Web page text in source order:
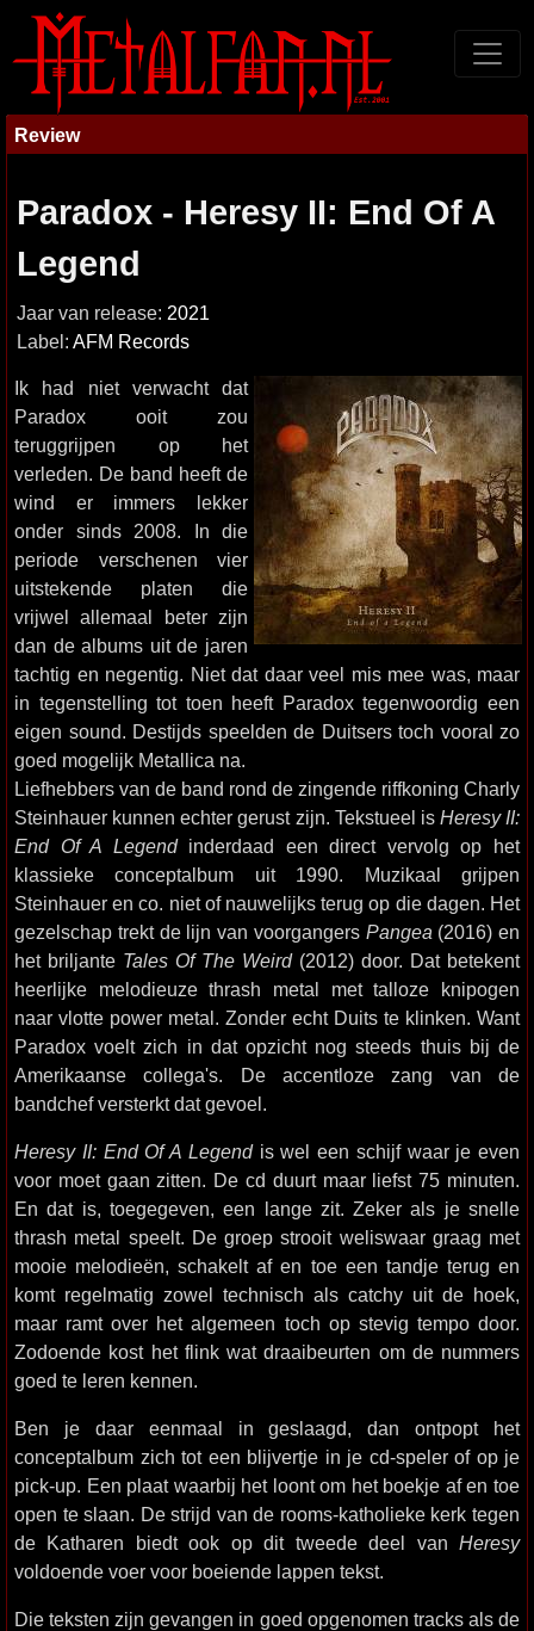
Review
Paradox - Heresy II: End Of A
Legend
Jaar van release: 2021
Label: AFM Records
Ik had niet verwacht dat
Paradox ooit zou
teruggrijpen op het
verleden. De band heeft de
wind er immers lekker
onder sinds 2008. In die
periode verschenen vier
uitstekende platen die
vrijwel allemaal beter zijn
dan de albums uit de jaren
tachtig en negentig. Niet dat daar veel mis mee was, maar
in tegenstelling tot toen heeft Paradox tegenwoordig een
eigen sound. Destijds speelden de Duitsers toch vooral zo
goed mogelijk Metallica na.
Liefhebbers van de band rond de zingende riffkoning Charly
Steinhauer kunnen echter gerust zijn. Tekstueel is Heresy II:
End Of A Legendinderdaad een direct vervolg op het
klassieke conceptalbum uit 1990. Muzikaal grijpen
Steinhauer en co. niet of nauwelijks terug op die dagen. Het
gezelschap trekt de lijn van voorgangers Pangea (2016) en
het briljante Tales Of The Weird(2012) door. Dat betekent
heerlijke melodieuze thrash metal met talloze knipogen
naar vlotte power metal. Zonder echt Duits te klinken. Want
Paradox voelt zich in dat opzicht nog steeds thuis bij de
Amerikaanse collega's. De accentloze zang van de
bandchef versterkt dat gevoel.
Heresy II: End Of A Legendis wel een schijf waar je even
voor moet gaan zitten. De cd duurt maar liefst 75 minuten.
En dat is, toegegeven, een lange zit. Zeker als je snelle
thrash metal speelt. De groep strooit weliswaar graag met
mooie melodieën, schakelt af en toe een tandje terug en
komt regelmatig zowel technisch als catchy uit de hoek,
maar ramt over het algemeen toch op stevig tempo door.
Zodoende kost het flink wat draaibeurten om de nummers
goed te leren kennen.
Ben je daar eenmaal in geslaagd, dan ontpopt het
conceptalbum zich tot een blijvertje in je cd-speler of op je
pick-up. Een plaat waarbij het loont om het boekje af en toe
open te slaan. De strijd van de rooms-katholieke kerk tegen
de Katharen biedt ook op dit tweede deel van Heresy
voldoende voer voor boeiende lappen tekst.
Die teksten zijn gevangen in goed opgenomen tracks als de